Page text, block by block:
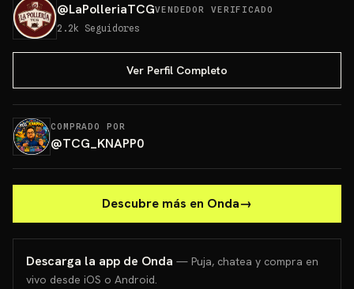
@LaPolleriaTCGVENDEDOR VERIFICADO
2.2k Seguidores
Ver Perfil Completo
COMPRADO POR
@TCG_KNAPP0
Descubre más en Onda→
Descarga la app de Onda — Puja, chatea y compra en
vivo desde iOS o Android.